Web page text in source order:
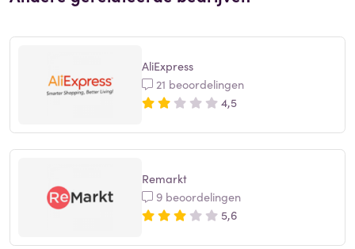
AliExpress
21 beoordelingen
4,5
Remarkt
9 beoordelingen
5,6